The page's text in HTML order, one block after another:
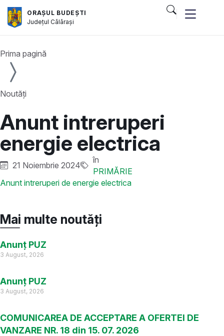
ORAȘUL BUDEȘTI
JudețulCălărași
Prima pagină
Noutăți
Anunt intreruperi
energie electrica
21 Noiembrie 2024
în
PRIMĂRIE
Anunt intreruperi de energie electrica
Mai multe noutăți
Anunț PUZ
3 August, 2026
Anunț PUZ
3 August, 2026
COMUNICAREA DE ACCEPTARE A OFERTEI DE
VANZARE NR. 18 din 15. 07. 2026